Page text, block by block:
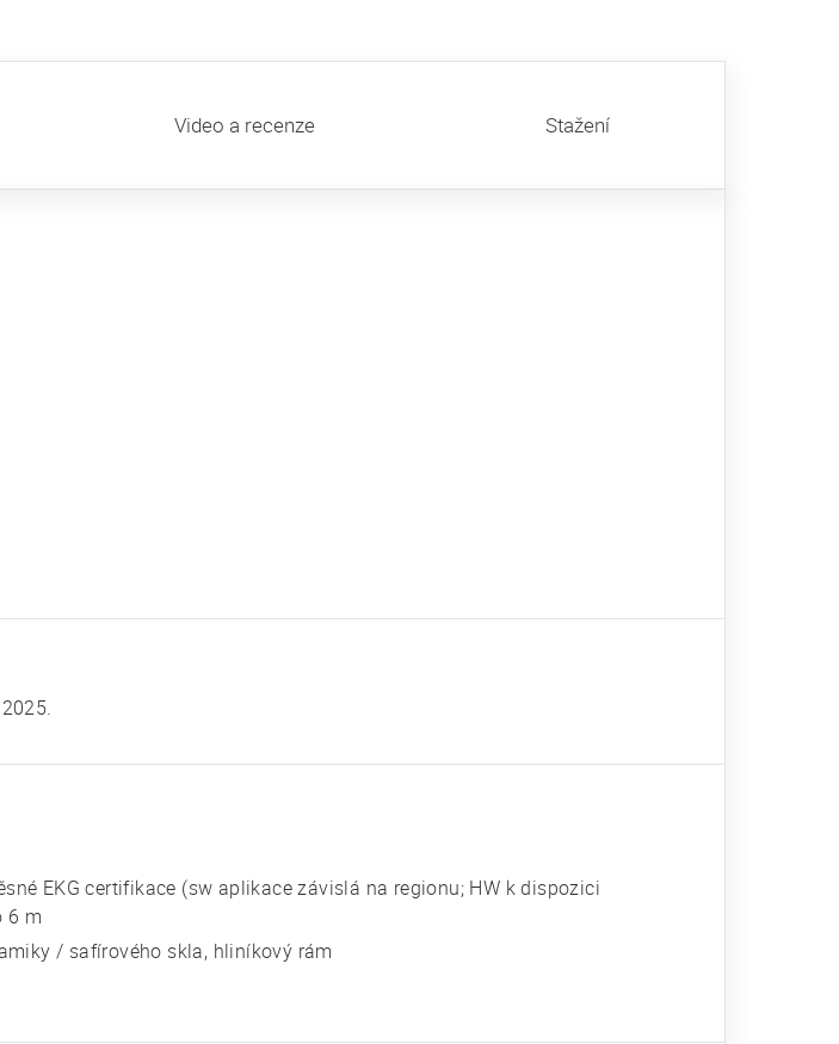
Video a recenze Stažení
EKG certifikace (sw aplikace závislá na regionu; HW k dispozici
6 m
/ safírového skla, hliníkový rám